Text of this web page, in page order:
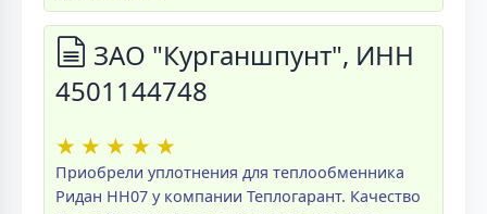
ЗАО "Курганшпунт", ИНН
4501144748
★ ★ ★ ★ ★
Приобрели уплотнения для теплообменника
Ридан НН07 у компании Теплогарант. Качество